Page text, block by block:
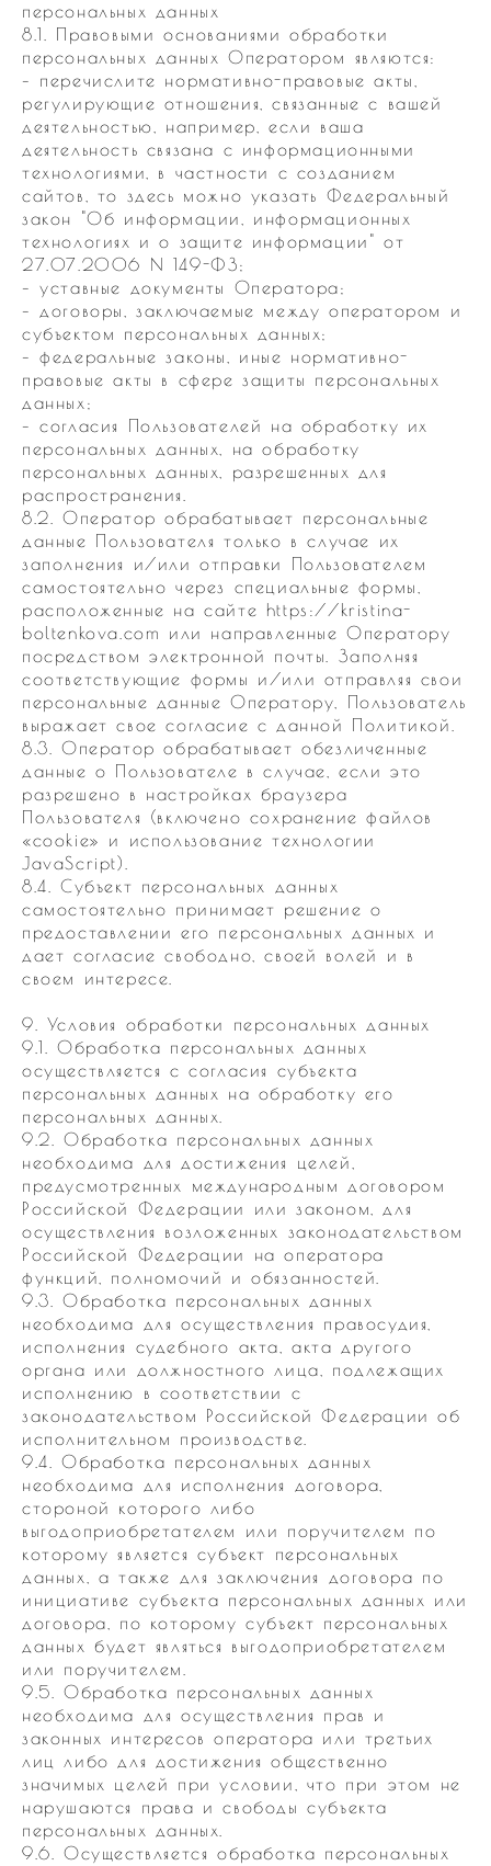
персональных данных
8.1. Правовыми основаниями обработки
персональных данных Оператором являются:
– перечислите нормативно-правовые акты,
регулирующие отношения, связанные с вашей
деятельностью, например, если ваша
деятельность связана с информационными
технологиями, в частности с созданием
сайтов, то здесь можно указать Федеральный
закон "Об информации, информационных
технологиях и о защите информации" от
27.07.2006 N 149-ФЗ;
– уставные документы Оператора;
– договоры, заключаемые между оператором и
субъектом персональных данных;
– федеральные законы, иные нормативно-
правовые акты в сфере защиты персональных
данных;
– согласия Пользователей на обработку их
персональных данных, на обработку
персональных данных, разрешенных для
распространения.
8.2. Оператор обрабатывает персональные
данные Пользователя только в случае их
заполнения и/или отправки Пользователем
самостоятельно через специальные формы,
расположенные на сайте https://kristina-
boltenkova.com или направленные Оператору
посредством электронной почты. Заполняя
соответствующие формы и/или отправляя свои
персональные данные Оператору, Пользователь
выражает свое согласие с данной Политикой.
8.3. Оператор обрабатывает обезличенные
данные о Пользователе в случае, если это
разрешено в настройках браузера
Пользователя (включено сохранение файлов
«cookie» и использование технологии
JavaScript).
8.4. Субъект персональных данных
самостоятельно принимает решение о
предоставлении его персональных данных и
дает согласие свободно, своей волей и в
своем интересе.
9. Условия обработки персональных данных
9.1. Обработка персональных данных
осуществляется с согласия субъекта
персональных данных на обработку его
персональных данных.
9.2. Обработка персональных данных
необходима для достижения целей,
предусмотренных международным договором
Российской Федерации или законом, для
осуществления возложенных законодательством
Российской Федерации на оператора
функций, полномочий и обязанностей.
9.3. Обработка персональных данных
необходима для осуществления правосудия,
исполнения судебного акта, акта другого
органа или должностного лица, подлежащих
исполнению в соответствии с
законодательством Российской Федерации об
исполнительном производстве.
9.4. Обработка персональных данных
необходима для исполнения договора,
стороной которого либо
выгодоприобретателем или поручителем по
которому является субъект персональных
данных, а также для заключения договора по
инициативе субъекта персональных данных или
договора, по которому субъект персональных
данных будет являться выгодоприобретателем
или поручителем.
9.5. Обработка персональных данных
необходима для осуществления прав и
законных интересов оператора или третьих
лиц либо для достижения общественно
значимых целей при условии, что при этом не
нарушаются права и свободы субъекта
персональных данных.
9.6. Осуществляется обработка персональных